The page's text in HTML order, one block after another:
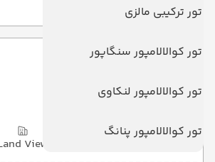
تور ترکیبی مالزی
تور کوالالامپور سنگاپور
تور کوالالامپور لنکاوی
تور کوالالامپور پنانگ
گلدن کرون
KANDYGOLDEN CROWN
یک وعده غذایی
View